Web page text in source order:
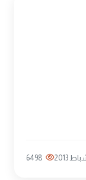
6498